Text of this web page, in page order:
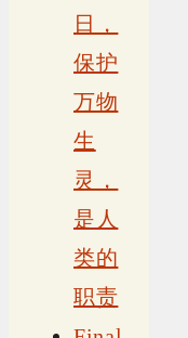
日，
保护
万物
生
灵，
是人
类的
职责